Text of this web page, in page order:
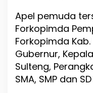
Apel pemuda
Forkopimda
Forkopimda
Gubernur,
Sulteng,
SMA, SMP dan